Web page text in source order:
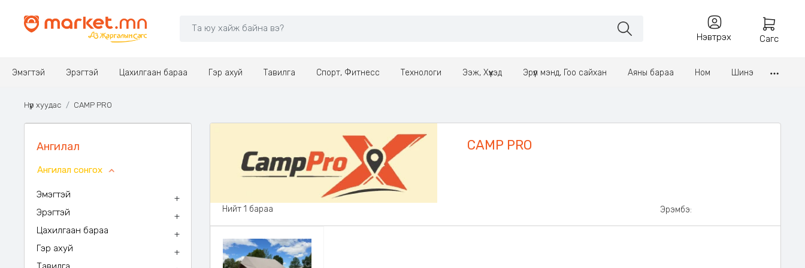
Нэвтрэх Сагс
Эмэгтэй Эрэгтэй Цахилгаан бараа Гэр ахуй Тавилга Спорт, Фитнесс Технологи Ээж, Хүүхэд Эрүүл мэнд, Гоо сайхан Аяны бараа Ном Шинэ
Нүүр хуудас CAMP PRO
Ангилал
Ангилал сонгох
Эмэгтэй
+
Эрэгтэй
+
Цахилгаан бараа
+
Гэр ахуй
+
CAMP PRO
Нийт 1 бараа Эрэмбэ: